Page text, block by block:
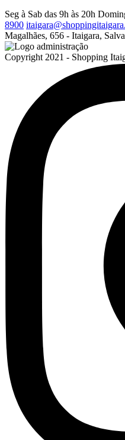
Seg à Sab das 9h às 20h
8900
Magalhães, 656 - Itaigara,
Copyright 2021 - Shopping